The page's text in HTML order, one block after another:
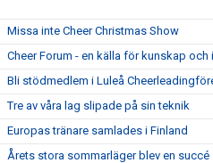
Missa inte Cheer Christmas Show
Cheer Forum - en källa för kunskap och
Bli stödmedlem i Luleå
Tre av våra lag slipade på sin teknik
Europas tränare samlades i Finland
Årets stora sommarläger blev en succé